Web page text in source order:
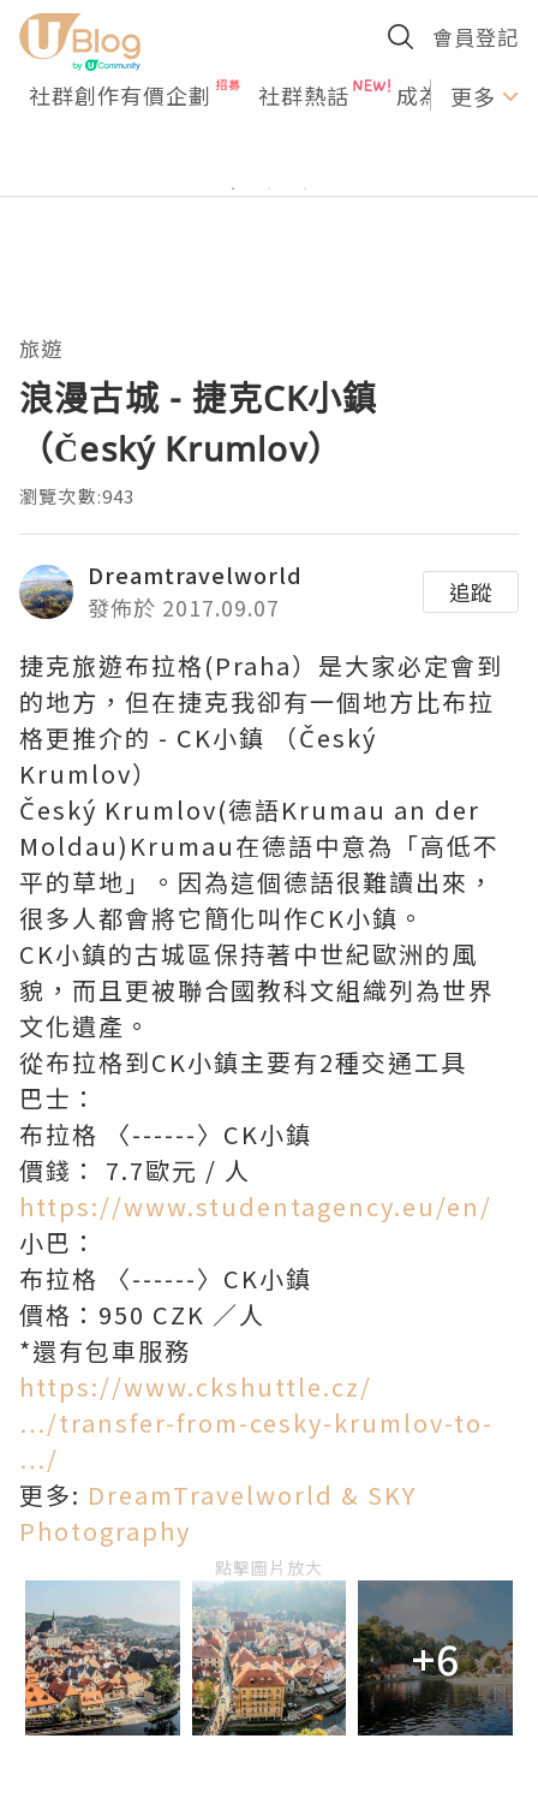
會員登記
社群創作有價企劃 社群熱話 成為U更多
旅遊
浪漫古城 - 捷克CK小鎮
（Český Krumlov）
瀏覽次數:943
Dreamtravelworld
發佈於 2017.09.07
追蹤
捷克旅遊布拉格(Praha）是大家必定會到
的地方，但在捷克我卻有一個地方比布拉
格更推介的 - CK小鎮 （Český
Krumlov）
Český Krumlov(德語Krumau an der
Moldau)Krumau在德語中意為「高低不
平的草地」。因為這個德語很難讀出來，
很多人都會將它簡化叫作CK小鎮。
CK小鎮的古城區保持著中世紀歐洲的風
貌，而且更被聯合國教科文組織列為世界
文化遺產。
從布拉格到CK小鎮主要有2種交通工具
巴士：
布拉格 〈------〉CK小鎮
價錢： 7.7歐元 / 人
https://www.studentagency.eu/en/
小巴：
布拉格 〈------〉CK小鎮
價格：950 CZK ／人
*還有包車服務
https://www.ckshuttle.cz/
…/transfer-from-cesky-krumlov-to-
…/
更多: DreamTravelworld & SKY
Photography
點擊圖片放大
+6